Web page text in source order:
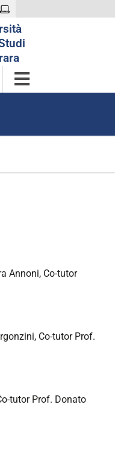
Annoni, Co-tutor
Co-tutor Prof.
tutor Prof. Donato